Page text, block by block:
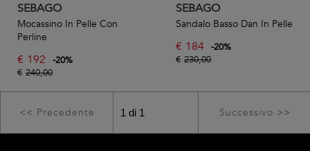
SEBAGO
Mocassino In Pelle Con
Perline
€ 192 -20%
€ 240,00
SEBAGO
Sandalo Basso Dan In Pelle
€ 184 -20%
€ 230,00
<< Precedente Successivo >>